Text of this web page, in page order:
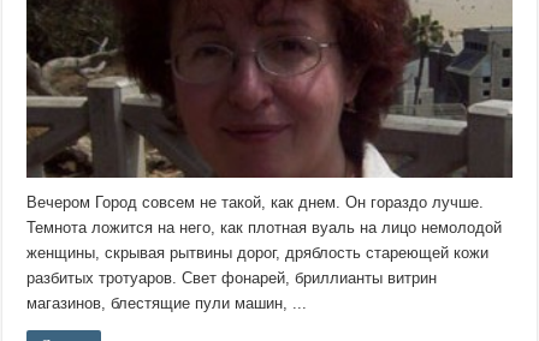
Вечером Город совсем не такой, как днем. Он гораздо лучше.
Темнота ложится на него, как плотная вуаль на лицо немолодой
женщины, скрывая рытвины дорог, дряблость стареющей кожи
разбитых тротуаров. Свет фонарей, бриллианты витрин
магазинов, блестящие пули машин, ...